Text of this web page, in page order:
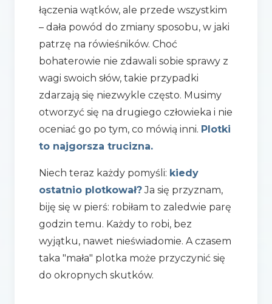
łączenia wątków, ale przede wszystkim
– dała powód do zmiany sposobu, w jaki
patrzę na rówieśników. Choć
bohaterowie nie zdawali sobie sprawy z
wagi swoich słów, takie przypadki
zdarzają się niezwykle często. Musimy
otworzyć się na drugiego człowieka i nie
oceniać go po tym, co mówią inni. Plotki
to najgorsza trucizna.
Niech teraz każdy pomyśli: kiedy
ostatnio plotkował?Ja się przyznam,
biję się w pierś: robiłam to zaledwie parę
godzin temu. Każdy to robi, bez
wyjątku, nawet nieświadomie. A czasem
taka "mała" plotka może przyczynić się
do okropnych skutków.